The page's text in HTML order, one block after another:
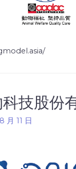
技股份
月 11 日